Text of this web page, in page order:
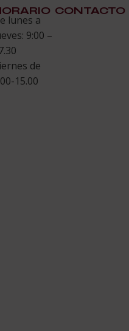
lunes a
9:00 –
de
15.00
CONTACTO